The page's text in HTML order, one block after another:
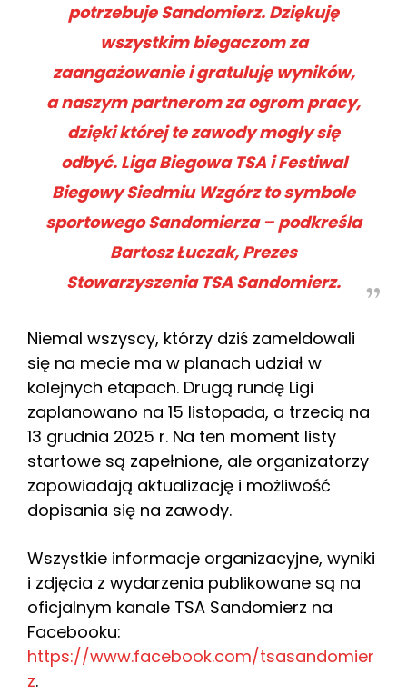
potrzebuje Sandomierz. Dziękuję
wszystkim biegaczom za
zaangażowanie i gratuluję wyników,
a naszym partnerom za ogrom pracy,
dzięki której te zawody mogły się
odbyć. Liga Biegowa TSA i Festiwal
Biegowy Siedmiu Wzgórz to symbole
sportowego Sandomierza – podkreśla
Bartosz Łuczak, Prezes
Stowarzyszenia TSA Sandomierz.
Niemal wszyscy, którzy dziś zameldowali
się na mecie ma w planach udział w
kolejnych etapach. Drugą rundę Ligi
zaplanowano na 15 listopada, a trzecią na
13 grudnia 2025 r. Na ten moment listy
startowe są zapełnione, ale organizatorzy
zapowiadają aktualizację i możliwość
dopisania się na zawody.
Wszystkie informacje organizacyjne, wyniki
i zdjęcia z wydarzenia publikowane są na
oficjalnym kanale TSA Sandomierz na
Facebooku:
https://www.facebook.com/tsasandomier
z.